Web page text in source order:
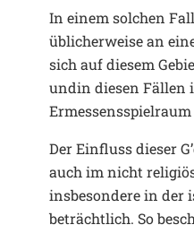
In einem solchen
üblicherweise an
sich auf diesem
undin diesen Fällen
Der Einfluss dieser
auch im nicht
insbesondere in der
beträchtlich. So